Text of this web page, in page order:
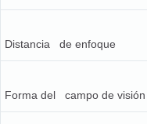
Distancia de enfoque
Forma del campo de visión